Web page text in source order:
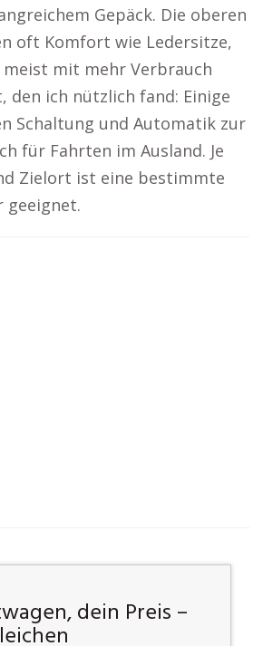
Gepäck. Die oberen
oft Komfort wie Ledersitze,
meist mit mehr Verbrauch
den ich nützlich fand: Einige
Schaltung und Automatik zur
für Fahrten im Ausland. Je
Zielort ist eine bestimmte
geeignet.
dein Preis –